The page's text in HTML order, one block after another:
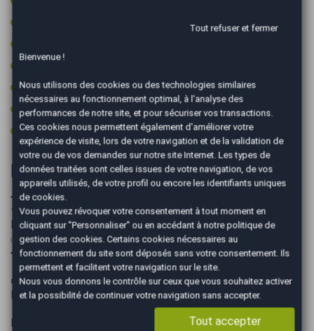
Système de détection de somnolence
Vitres surteintées
Volant cuir
Volant multifonctions
Volant sport
Informations complémentaires
➖➖➖➖➖➖➖➖➖➖➖➖➖➖
✨PLUS DE PHOTOS SUR NOTRE SITE AUTOEASY
Montpellier✨
✅Véhicule origine France PAS DE MALUS
➖➖➖➖➖➖➖➖➖➖➖➖➖➖
☘️ Eligible à l'extension de garantie Opteven Excellence
Plus ( Assimilé constructeur ) a partir de 48€/mois
Les ➕
Tout refuser et fermer
Bienvenue !
Nous utilisons des cookies ou des technologies similaires
nécessaires au fonctionnement optimal, à l'analyse des
performances de notre site, et pour sécuriser vos transactions.
Ces cookies nous permettent également d'améliorer votre
expérience de visite, lors de votre navigation et de la validation de
votre ou de vos demandes sur notre site Internet. Les types de
données traitées sont celles issues de votre navigation, de vos
appareils utilisés, de votre profil ou encore les identifiants uniques
de cookies.
Vous pouvez révoquer votre consentement à tout moment en
cliquant sur "Personnaliser" ou en accédant à notre politique de
gestion des cookies. Certains cookies nécessaires au
fonctionnement du site sont déposés sans votre consentement. Ils
permettent et facilitent votre navigation sur le site.
Nous vous donnons le contrôle sur ceux que vous souhaitez activer
et la possibilité de continuer votre navigation sans accepter.
Tout accepter